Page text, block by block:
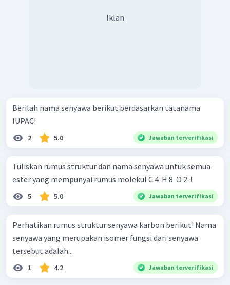
Iklan
Berilah nama senyawa berikut berdasarkan tatanama
IUPAC!
2 5.0 Jawaban terverifikasi
Tuliskan rumus struktur dan nama senyawa untuk semua
ester yang mempunyai rumus molekul C 4 ​ H 8 ​ O 2 ​ !
5 5.0 Jawaban terverifikasi
Perhatikan rumus struktur senyawa karbon berikut! Nama
senyawa yang merupakan isomer fungsi dari senyawa
tersebut adalah...
1 4.2 Jawaban terverifikasi